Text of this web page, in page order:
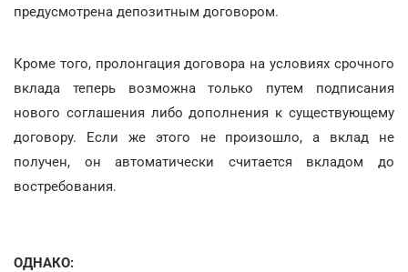
предусмотрена депозитным договором.
Кроме того, пролонгация договора на условиях срочного
вклада теперь возможна только путем подписания
нового соглашения либо дополнения к существующему
договору. Если же этого не произошло, а вклад не
получен, он автоматически считается вкладом до
востребования.
ОДНАКО: